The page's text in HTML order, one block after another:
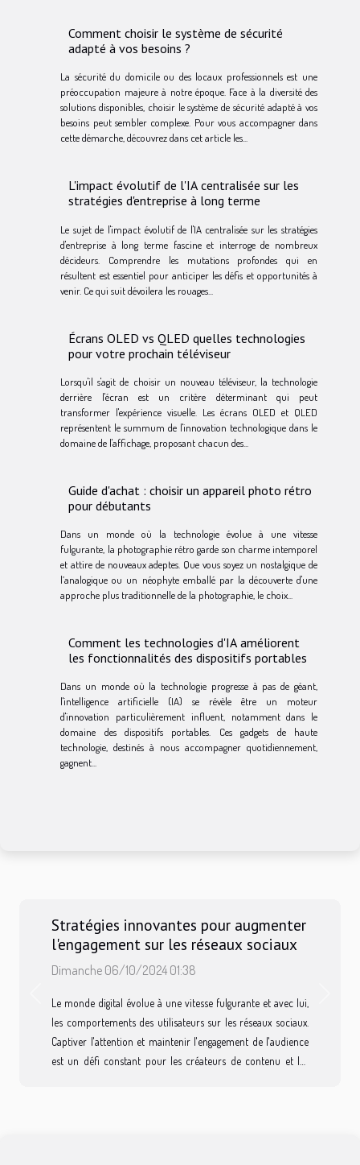
Comment choisir le système de sécurité
adapté à vos besoins ?
La sécurité du domicile ou des locaux professionnels est une
préoccupation majeure à notre époque. Face à la diversité des
solutions disponibles, choisir le système de sécurité adapté à vos
besoins peut sembler complexe. Pour vous accompagner dans
cette démarche, découvrez dans cet article les...
L'impact évolutif de l'IA centralisée sur les
stratégies d'entreprise à long terme
Le sujet de l'impact évolutif de l'IA centralisée sur les stratégies
d'entreprise à long terme fascine et interroge de nombreux
décideurs. Comprendre les mutations profondes qui en
résultent est essentiel pour anticiper les défis et opportunités à
venir. Ce qui suit dévoilera les rouages...
Écrans OLED vs QLED quelles technologies
pour votre prochain téléviseur
Lorsqu'il s'agit de choisir un nouveau téléviseur, la technologie
derrière l'écran est un critère déterminant qui peut
transformer l'expérience visuelle. Les écrans OLED et QLED
représentent le summum de l'innovation technologique dans le
domaine de l'affichage, proposant chacun des...
Guide d'achat : choisir un appareil photo rétro
pour débutants
Dans un monde où la technologie évolue à une vitesse
fulgurante, la photographie rétro garde son charme intemporel
et attire de nouveaux adeptes. Que vous soyez un nostalgique de
l’analogique ou un néophyte emballé par la découverte d'une
approche plus traditionnelle de la photographie, le choix...
Comment les technologies d'IA améliorent
les fonctionnalités des dispositifs portables
Dans un monde où la technologie progresse à pas de géant,
l'intelligence artificielle (IA) se révèle être un moteur
d'innovation particulièrement influent, notamment dans le
domaine des dispositifs portables. Ces gadgets de haute
technologie, destinés à nous accompagner quotidiennement,
gagnent...
Stratégies innovantes pour augmenter
l'engagement sur les réseaux sociaux
Dimanche 06/10/2024 01:38
Le monde digital évolue à une vitesse fulgurante et avec lui,
les comportements des utilisateurs sur les réseaux sociaux.
Captiver l'attention et maintenir l'engagement de l'audience
est un défi constant pour les créateurs de contenu et les
Previous